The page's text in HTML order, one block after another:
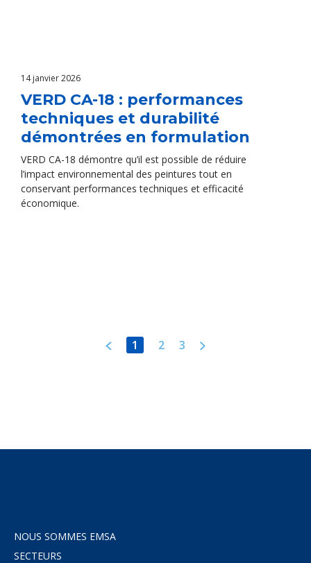
14 janvier 2026
VERD CA-18 : performances
techniques et durabilité
démontrées en formulation
VERD CA-18 démontre qu’il est possible de réduire
l’impact environnemental des peintures tout en
conservant performances techniques et efficacité
économique.
1 2 3
NOUS SOMMES EMSA
SECTEURS